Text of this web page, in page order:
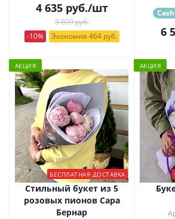
4 635руб./шт
5 099 руб.
-10%
Экономия 464 руб. 6
АКЦИЯ
БЕСПЛАТНАЯ ДОСТАВКА
Стильный букет из 5
розовых пионов Сара
Бернар
АКЦИЯ